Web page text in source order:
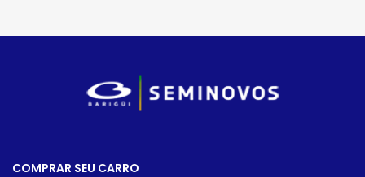
COMPRAR SEU CARRO